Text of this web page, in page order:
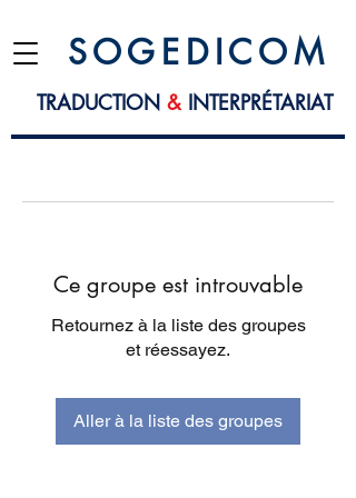
S O G E D I C O M
TRADUCTION &INTERPRÉTARIAT
Ce groupe est introuvable
Retournez à la liste des groupes
et réessayez.
Aller à la liste des groupes